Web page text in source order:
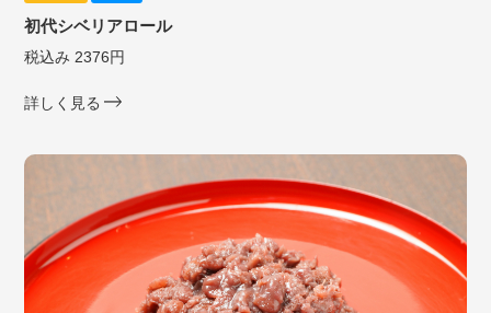
初代シベリアロール
税込み 2376円
詳しく見る